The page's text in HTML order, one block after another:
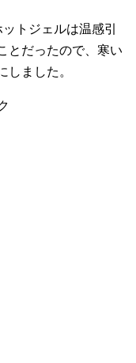
トジェルは温感引
とだったので、寒い
しました。